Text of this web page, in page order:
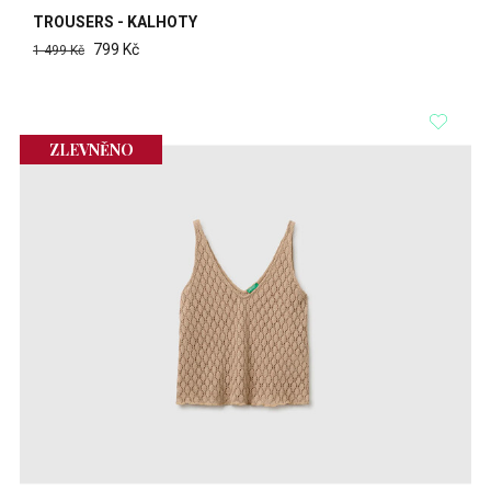
TROUSERS - KALHOTY
1 499 Kč 799 Kč
ZLEVNĚNO